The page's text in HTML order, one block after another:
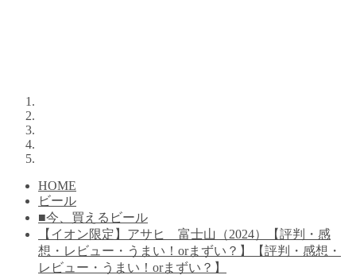
HOME
ビール
■今、買えるビール
【イオン限定】アサヒ 富士山（2024）【評判・感
想・レビュー・うまい！orまずい？】【評判・感想・
レビュー・うまい！orまずい？】